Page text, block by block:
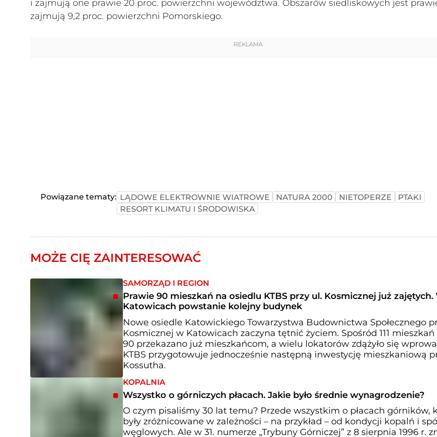
i zajmują one prawie 20 proc. powierzchni województwa. Obszarów siedliskowych jest
zajmują 9,2 proc. powierzchni Pomorskiego.
REKLAMA
Powiązane tematy: LĄDOWE ELEKTROWNIE WIATROWE NATURA 2000 NIETOPERZE
PTAKI
RESORT KLIMATU I ŚRODOWISKA
MOŻE CIĘ ZAINTERESOWAĆ
SAMORZĄD I REGION
Prawie 90 mieszkań na osiedlu KTBS przy ul. Kosmicznej już zajętych.
Katowicach powstanie kolejny budynek
Nowe osiedle Katowickiego Towarzystwa Budownictwa Społecznego
Kosmicznej w Katowicach zaczyna tętnić życiem. Spośród 111
90 przekazano już mieszkańcom, a wielu lokatorów zdążyło się
KTBS przygotowuje jednocześnie następną inwestycję mieszkaniową
Kossutha.
KOPALNIA
Wszystko o górniczych płacach. Jakie było średnie wynagrodzenie?
O czym pisaliśmy 30 lat temu? Przede wszystkim o płacach górników,
były zróżnicowane w zależności – na przykład – od kondycji kopalń i
węglowych. Ale w 31. numerze „Trybuny Górniczej” z 8 sierpnia 1996 r.